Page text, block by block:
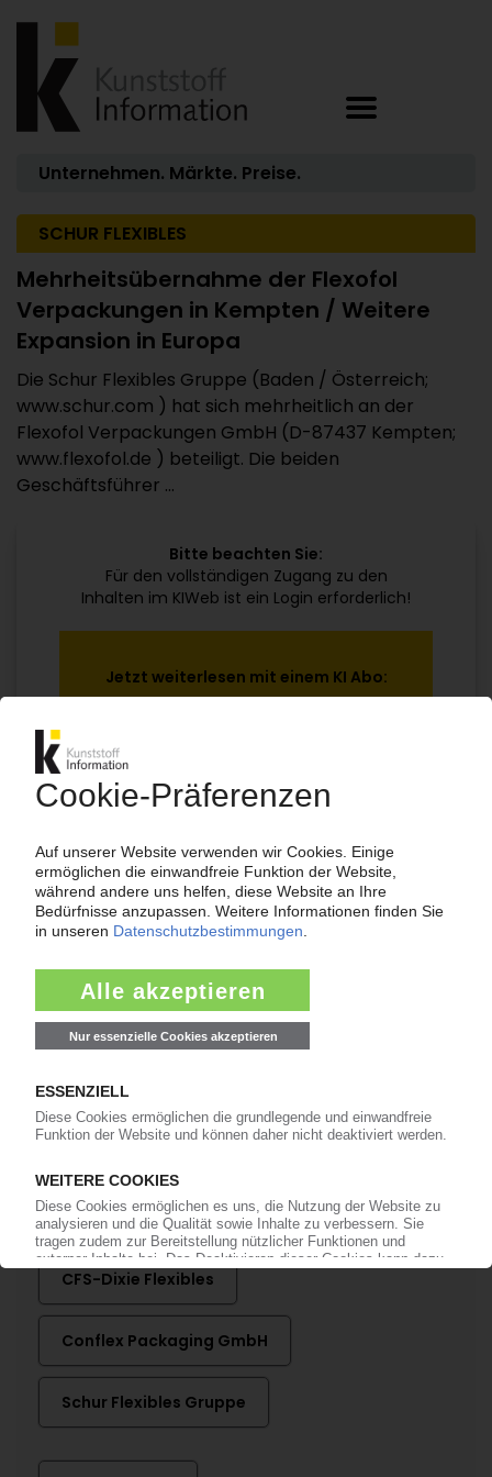
Unternehmen. Märkte. Preise.
SCHUR FLEXIBLES
Mehrheitsübernahme der Flexofol
Verpackungen in Kempten / Weitere
Expansion in Europa
Die Schur Flexibles Gruppe (Baden / Österreich;
www.schur.com ) hat sich mehrheitlich an der
Flexofol Verpackungen GmbH (D-87437 Kempten;
www.flexofol.de ) beteiligt. Die beiden
Geschäftsführer ...
Bitte beachten Sie:
Für den vollständigen Zugang zu den
Inhalten im KIWeb ist ein Login erforderlich!
Jetzt weiterlesen mit einem KI Abo:
jährlich kündbar
99€
Jetzt kostenlos testen
anmelden!
CFS Kempten GmbH
CFS-Dixie Flexibles
Conflex Packaging GmbH
Schur Flexibles Gruppe